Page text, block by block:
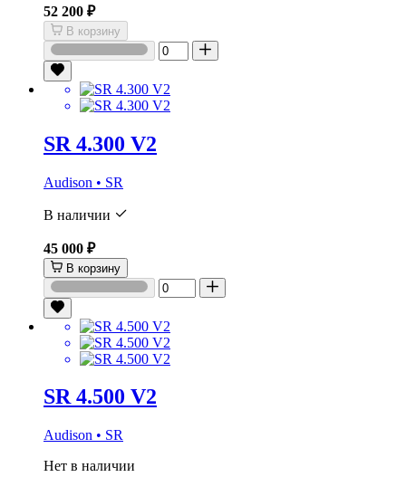
52 200 ₽
В корзину
SR 4.300 V2
Audison • SR
В наличии
45 000 ₽
В корзину
SR 4.500 V2
Audison • SR
Нет в наличии